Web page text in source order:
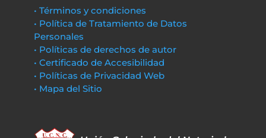
• Términos y condiciones
• Política de Tratamiento de Datos
Personales
• Políticas de derechos de autor
• Certificado de Accesibilidad
• Políticas de Privacidad Web
• Mapa del Sitio